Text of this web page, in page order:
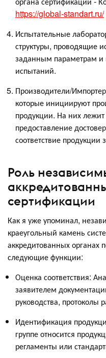
https://global-standart.ru/
Испытательные
структуры, проводящие
заданным параметрам
испытаний.
Производители/
которые инициируют
продукции. На них лежит
предоставление
соответствие
Роль
сертификации
Как я уже упоминал,
краеугольный камень
аккредитованных органах
следующие функции:
Оценка соответствия:
заявителем
руководства,
Идентификация
группе относится
регламенты или